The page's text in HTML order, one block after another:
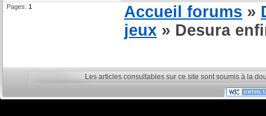
Pages: 1 Accueil forums »
jeux » Desura
Les articles consultables sur ce site sont soumis à la